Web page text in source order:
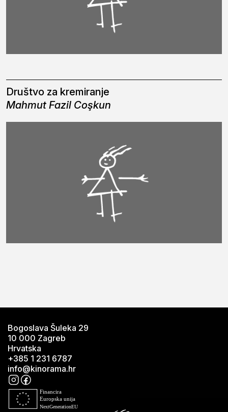
Društvo za kremiranje
Mahmut Fazil Coşkun
Bogoslava Šuleka 29
10 000 Zagreb
Hrvatska
+385 1 231 6787
info@kinorama.hr